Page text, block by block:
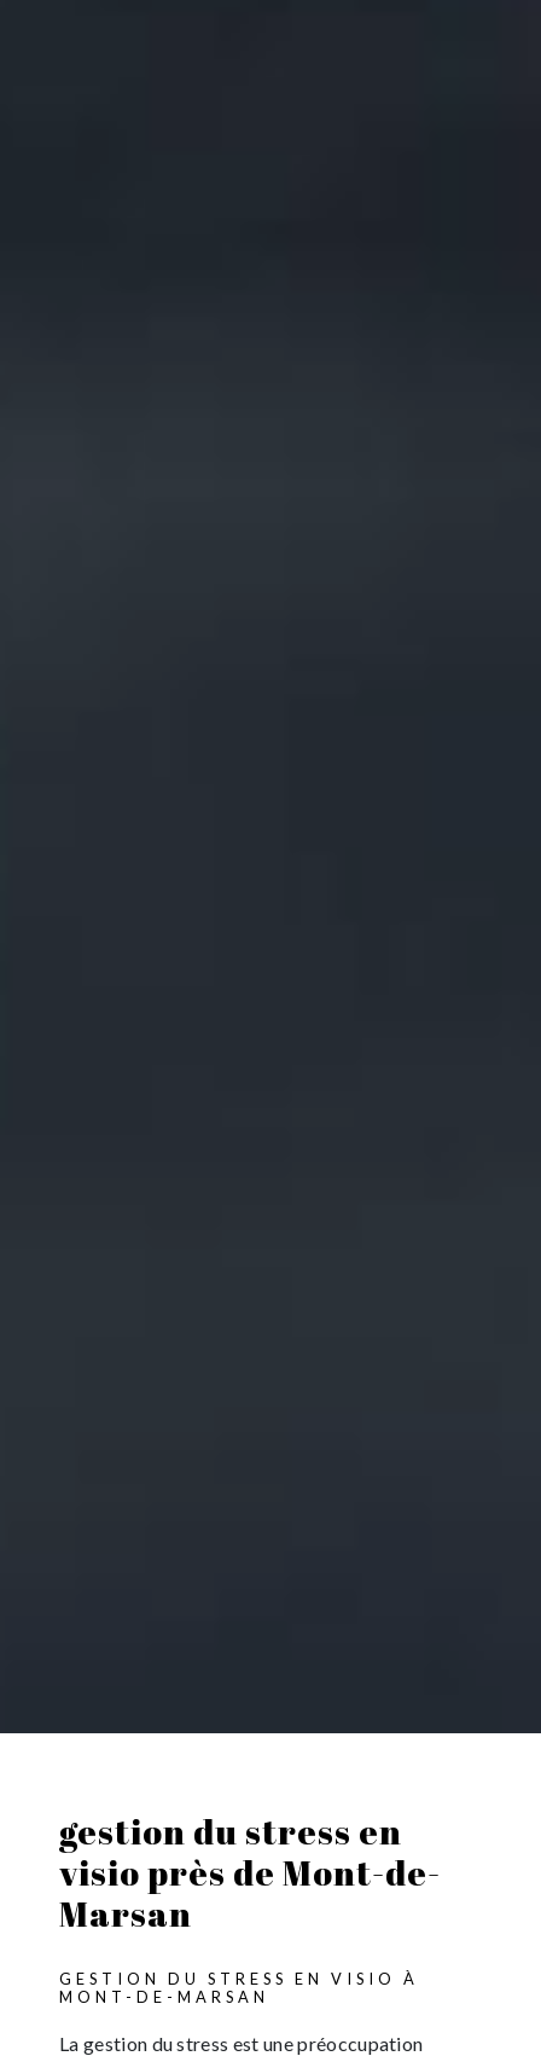
gestion du stress en
visio près de Mont-de-
Marsan
GESTION DU STRESS EN VISIO À
MONT-DE-MARSAN
La gestion du stress est une préoccupation